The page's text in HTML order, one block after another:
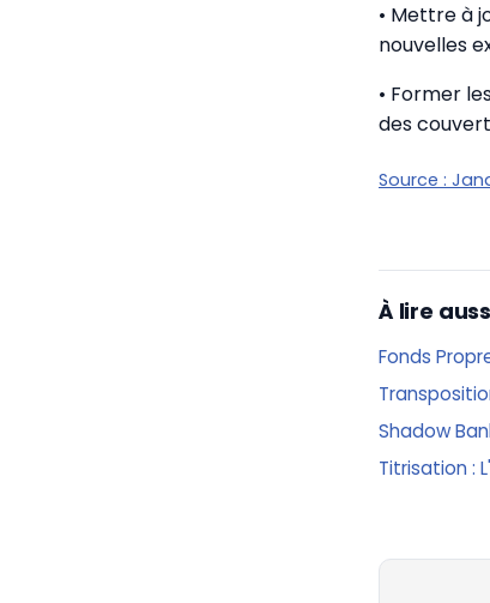
• Mettre à
nouvelles
• Former
des
Source :
À lire
Fonds
Shadow
Titrisation :